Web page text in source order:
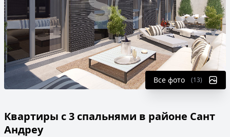
Все фото (13)
Квартиры с 3 спальнями в районе Сант
Андреу